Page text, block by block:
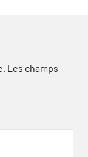
Les champs